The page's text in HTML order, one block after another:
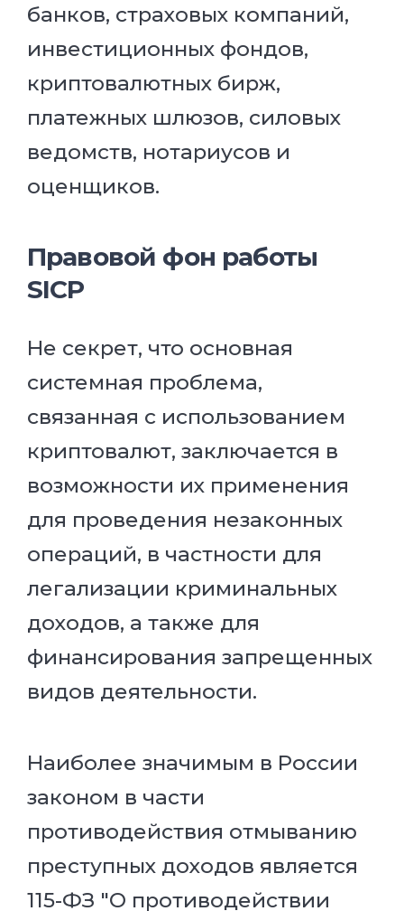
банков, страховых компаний,
инвестиционных фондов,
криптовалютных бирж,
платежных шлюзов, силовых
ведомств, нотариусов и
оценщиков.
Правовой фон работы
SICP
Не секрет, что основная
системная проблема,
связанная с использованием
криптовалют, заключается в
возможности их применения
для проведения незаконных
операций, в частности для
легализации криминальных
доходов, а также для
финансирования запрещенных
видов деятельности.
Наиболее значимым в России
законом в части
противодействия отмыванию
преступных доходов является
115-ФЗ "О противодействии